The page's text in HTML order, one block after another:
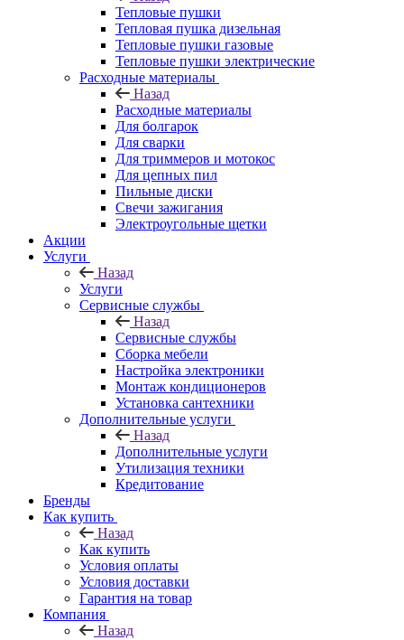
Тепловые пушки
Тепловая пушка дизельная
Тепловые пушки газовые
Тепловые пушки электрические
Расходные материалы
Назад
Расходные материалы
Для болгарок
Для сварки
Для триммеров и мотокос
Для цепных пил
Пильные диски
Свечи зажигания
Электроугольные щетки
Акции
Услуги
Назад
Услуги
Сервисные службы
Назад
Сервисные службы
Сборка мебели
Настройка электроники
Монтаж кондиционеров
Установка сантехники
Дополнительные услуги
Назад
Дополнительные услуги
Утилизация техники
Кредитование
Бренды
Как купить
Назад
Как купить
Условия оплаты
Условия доставки
Гарантия на товар
Компания
Назад